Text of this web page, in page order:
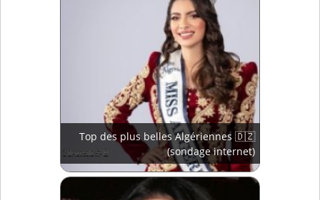
Top des plus belles Algériennes 🇩🇿
(sondage internet)